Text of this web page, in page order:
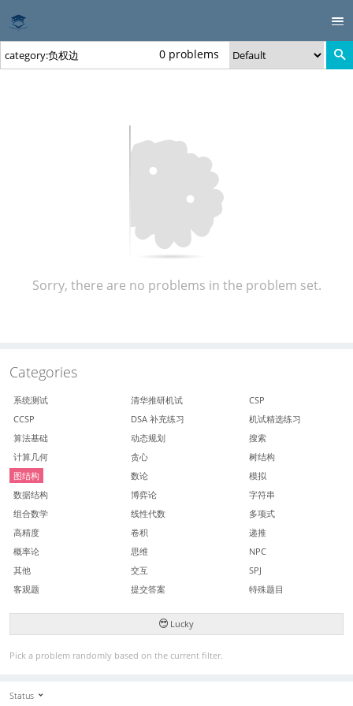
0 problems
Sorry, there are no problems in the problem set.
Categories
系统测试 清华推研机试
CSP
CCSP
DSA 补充练习
机试精选练习
算法基础
动态规划
搜索
计算几何
贪心
树结构
图结构
数论
模拟
数据结构
博弈论
字符串
组合数学
线性代数
多项式
高精度
卷积
递推
概率论
思维
NPC
其他
交互
SPJ
客观题
提交答案 特殊题目
Lucky
Pick a problem randomly based on the current filter.
Status